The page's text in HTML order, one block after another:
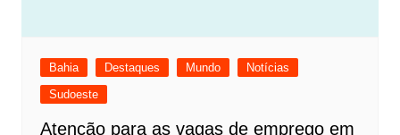
Bahia Destaques Mundo
Notícias
Sudoeste
Atenção para as vagas de emprego em